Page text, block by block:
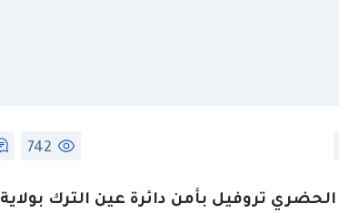
742
تروفيل بأمن دائرة عين الترك بولاية